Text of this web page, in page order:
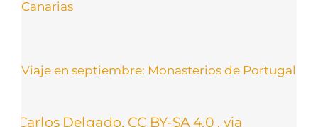
Canarias
Viaje en septiembre: Monasterios de Portugal